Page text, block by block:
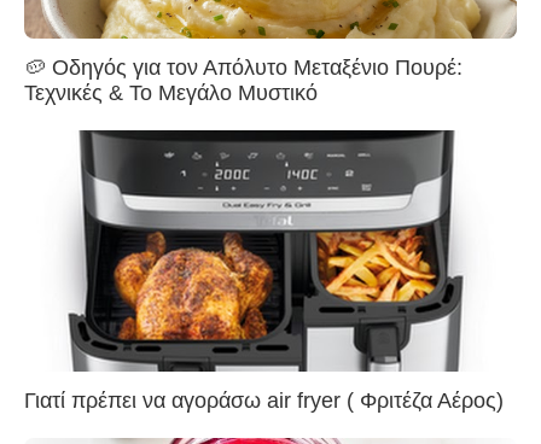
🥔 Οδηγός για τον Απόλυτο Μεταξένιο Πουρέ:
Τεχνικές & Το Μεγάλο Μυστικό
Γιατί πρέπει να αγοράσω air fryer ( Φριτέζα Αέρος)